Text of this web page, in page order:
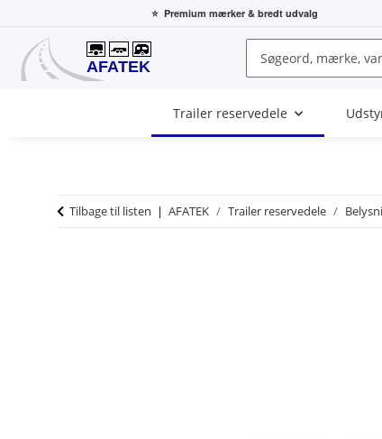
⭐ Premium mærker & bredt udvalg
Trailer reservedele
Tilbage til listen AFATEK Trailer reservedele